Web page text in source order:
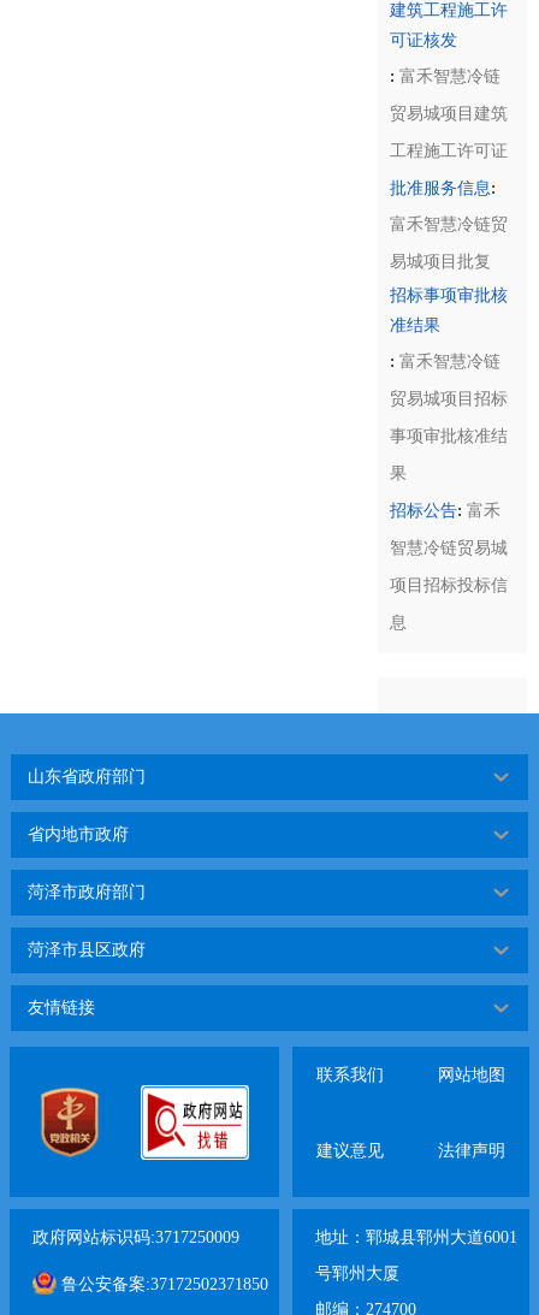
建筑工程施工许
可证核发
: 富禾智慧冷链
贸易城项目建筑
工程施工许可证
批准服务信息:
富禾智慧冷链贸
易城项目批复
招标事项审批核
准结果
: 富禾智慧冷链
贸易城项目招标
事项审批核准结
果
招标公告: 富禾
智慧冷链贸易城
项目招标投标信
息
山东省政府部门
省内地市政府
菏泽市政府部门
菏泽市县区政府
友情链接
联系我们 网站地图
建议意见 法律声明
政府网站标识码:3717250009
鲁公安备案:37172502371850
地址：郓城县郓州大道6001
号郓州大厦
邮编：274700